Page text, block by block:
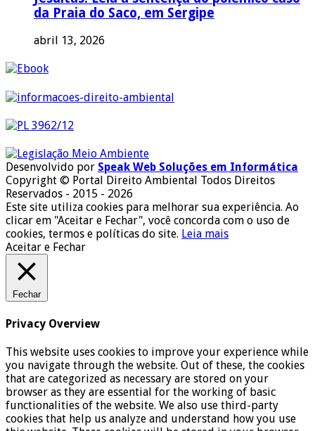
da Praia do Saco, em Sergipe
abril 13, 2026
Desenvolvido por Speak Web Soluções em Informática
Copyright © Portal Direito Ambiental Todos Direitos
Reservados - 2015 - 2026
Este site utiliza cookies para melhorar sua experiência. Ao
clicar em "Aceitar e Fechar", você concorda com o uso de
cookies, termos e políticas do site. Leia mais
Aceitar e Fechar
Fechar
Privacy Overview
This website uses cookies to improve your experience while
you navigate through the website. Out of these, the cookies
that are categorized as necessary are stored on your
browser as they are essential for the working of basic
functionalities of the website. We also use third-party
cookies that help us analyze and understand how you use